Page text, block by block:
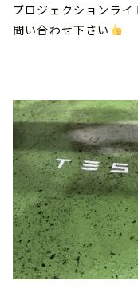
プロジェクションラ
問い合わせ下さい